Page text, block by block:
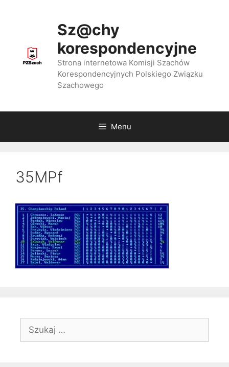
Sz@chy
korespondencyjne
Strona internetowa Komisji Szachów
Korespondencyjnych Polskiego Związku
Szachowego
Menu
35MPf
Szukaj: